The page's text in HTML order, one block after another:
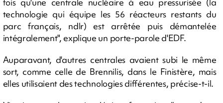
technologie qui équipe les 56 réacteurs restants du
parc français, ndlr) est arrêtée puis démantelée
intégralement", explique un porte-parole d'EDF.
Auparavant, d'autres centrales avaient subi le même
sort, comme celle de Brennilis, dans le Finistère, mais
elles utilisaient des technologies différentes, précise-t-il.